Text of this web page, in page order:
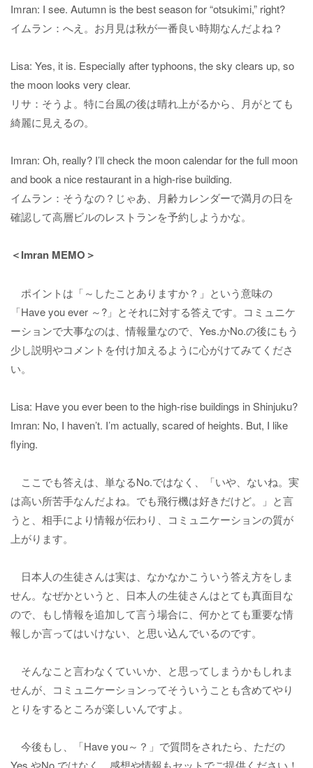
Imran: I see. Autumn is the best season for “otsukimi,” right?
イムラン：へえ。お月見は秋が一番良い時期なんだよね？
Lisa: Yes, it is. Especially after typhoons, the sky clears up, so
the moon looks very clear.
リサ：そうよ。特に台風の後は晴れ上がるから、月がとても
綺麗に見えるの。
Imran: Oh, really? I’ll check the moon calendar for the full moon
and book a nice restaurant in a high-rise building.
イムラン：そうなの？じゃあ、月齢カレンダーで満月の日を
確認して高層ビルのレストランを予約しようかな。
＜Imran MEMO＞
ポイントは「～したことありますか？」という意味の
「Have you ever ～?」とそれに対する答えです。コミュニケ
ーションで大事なのは、情報量なので、Yes.かNo.の後にもう
少し説明やコメントを付け加えるように心がけてみてくださ
い。
Lisa: Have you ever been to the high-rise buildings in Shinjuku?
Imran: No, I haven’t. I’m actually, scared of heights. But, I like
flying.
ここでも答えは、単なるNo.ではなく、「いや、ないね。実
は高い所苦手なんだよね。でも飛行機は好きだけど。」と言
うと、相手により情報が伝わり、コミュニケーションの質が
上がります。
日本人の生徒さんは実は、なかなかこういう答え方をしま
せん。なぜかというと、日本人の生徒さんはとても真面目な
ので、もし情報を追加して言う場合に、何かとても重要な情
報しか言ってはいけない、と思い込んでいるのです。
そんなこと言わなくていいか、と思ってしまうかもしれま
せんが、コミュニケーションってそういうことも含めてやり
とりをするところが楽しいんですよ。
今後もし、「Have you～？」で質問をされたら、ただの
Yes.やNo.ではなく、感想や情報もセットでご提供ください！